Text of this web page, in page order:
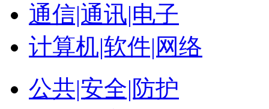
通信|通讯|电子
计算机|软件|网络
公共|安全|防护